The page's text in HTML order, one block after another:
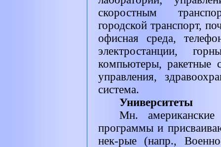
скоростным
городской транспорт,
офисная среда,
электростанции,
компьютеры, ракетные
управления,
система.
Университеты
Мн.
программы и
нек-рые (напр.,